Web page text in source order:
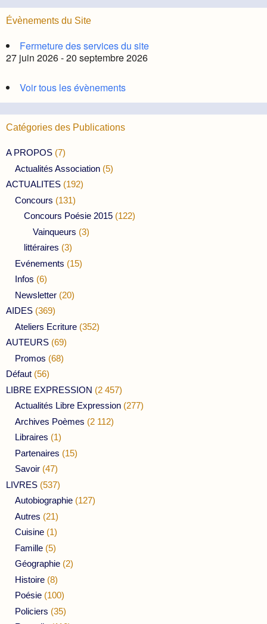
Évènements du Site
Fermeture des services du site
27 juin 2026 - 20 septembre 2026
Voir tous les évènements
Catégories des Publications
A PROPOS (7)
Actualités Association (5)
ACTUALITES (192)
Concours (131)
Concours Poésie 2015 (122)
Vainqueurs (3)
littéraires (3)
Evénements (15)
Infos (6)
Newsletter (20)
AIDES (369)
Ateliers Ecriture (352)
AUTEURS (69)
Promos (68)
Défaut (56)
LIBRE EXPRESSION (2 457)
Actualités Libre Expression (277)
Archives Poèmes (2 112)
Libraires (1)
Partenaires (15)
Savoir (47)
LIVRES (537)
Autobiographie (127)
Autres (21)
Cuisine (1)
Famille (5)
Géographie (2)
Histoire (8)
Poésie (100)
Policiers (35)